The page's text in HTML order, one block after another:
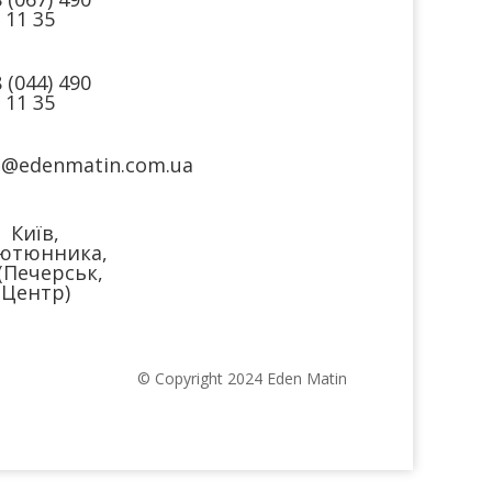
11 35
(044) 490
11 35
Київ,
Центр)
© Copyright 2024 Eden Matin